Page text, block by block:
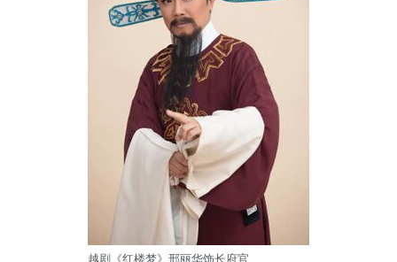
越剧《红楼梦》邢丽华饰长府官